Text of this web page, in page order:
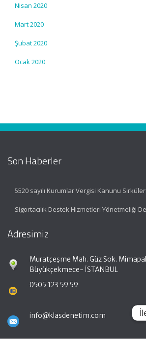
Nisan 2020
Mart 2020
Şubat 2020
Ocak 2020
Son Haberler
5520 sayılı Kurumlar Vergisi Kanunu
Sigortacılık Destek Hizmetleri Yönetmeliği
Adresimiz
Muratçeşme Mah. Güz Sok.
Büyükçekmece- İSTANBUL
0505 123 59 59
info@klasdenetim.com